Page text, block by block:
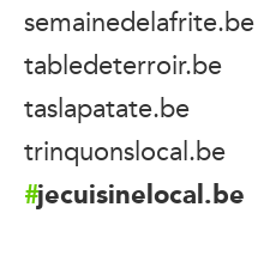
semainedelafrite.be
tabledeterroir.be
taslapatate.be
trinquonslocal.be
jecuisinelocal.be